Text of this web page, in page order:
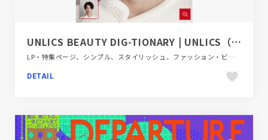
UNLICS BEAUTY DIG-TIONARY | UNLICS（アンリクス）
LP・特集ページ、シンプル、スタイリッシュ、ファッション・ビューティー、ホワイト系
DETAIL